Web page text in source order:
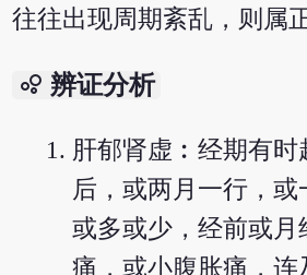
往往出现周期紊乱，则属
bubble_chart 辨证分析
肝郁肾虚︰经期有
后，或两月一行，
或多或少，经前或
痛，或小腹胀痛，连